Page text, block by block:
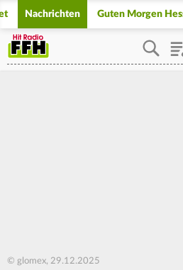
Nachrichten Guten Morgen
© glomex, 29.12.2025